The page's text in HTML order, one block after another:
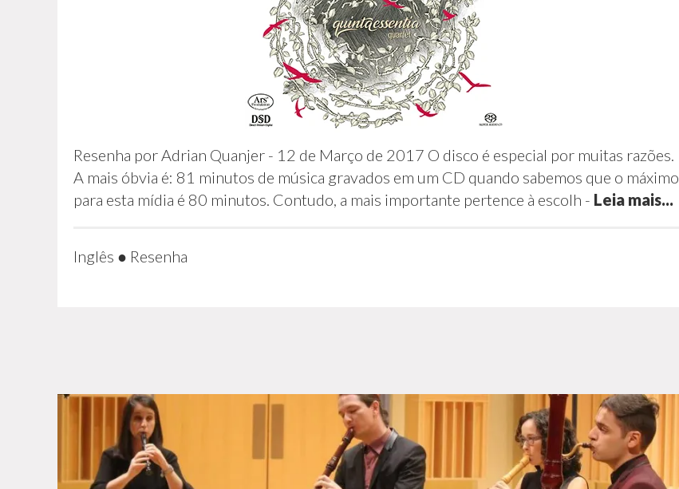
Resenha por Adrian Quanjer - 12 de Março de 2017 O disco é especial por muitas razões.
A mais óbvia é: 81 minutos de música gravados em um CD quando sabemos que o máximo
para esta mídia é 80 minutos. Contudo, a mais importante pertence à escolh - Leia mais...
Inglês ● Resenha